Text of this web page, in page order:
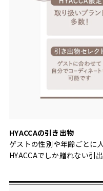
HYACCAの引き出物
ゲストの性別や年齢ごとに
HYACCAでしか贈れない引